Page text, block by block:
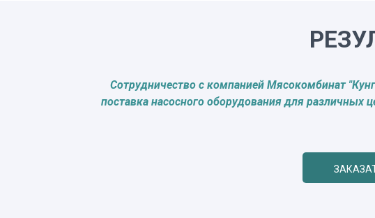
Сотрудничество с компанией Мясокомбинат
поставка насосного оборудования для различных